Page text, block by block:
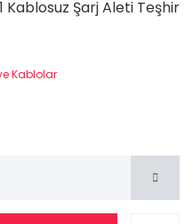
Kablosuz Şarj Aleti Teşhir
Kablolar